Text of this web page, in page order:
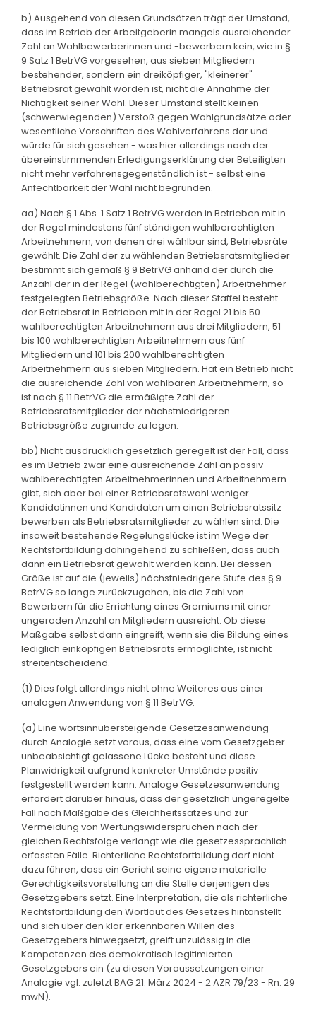
b) Ausgehend von diesen Grundsätzen trägt der Umstand,
dass im Betrieb der Arbeitgeberin mangels ausreichender
Zahl an Wahlbewerberinnen und -bewerbern kein, wie in §
9 Satz 1 BetrVG vorgesehen, aus sieben Mitgliedern
bestehender, sondern ein dreiköpfiger, "kleinerer"
Betriebsrat gewählt worden ist, nicht die Annahme der
Nichtigkeit seiner Wahl. Dieser Umstand stellt keinen
(schwerwiegenden) Verstoß gegen Wahlgrundsätze oder
wesentliche Vorschriften des Wahlverfahrens dar und
würde für sich gesehen - was hier allerdings nach der
übereinstimmenden Erledigungserklärung der Beteiligten
nicht mehr verfahrensgegenständlich ist - selbst eine
Anfechtbarkeit der Wahl nicht begründen.
aa) Nach § 1 Abs. 1 Satz 1 BetrVG werden in Betrieben mit in
der Regel mindestens fünf ständigen wahlberechtigten
Arbeitnehmern, von denen drei wählbar sind, Betriebsräte
gewählt. Die Zahl der zu wählenden Betriebsratsmitglieder
bestimmt sich gemäß § 9 BetrVG anhand der durch die
Anzahl der in der Regel (wahlberechtigten) Arbeitnehmer
festgelegten Betriebsgröße. Nach dieser Staffel besteht
der Betriebsrat in Betrieben mit in der Regel 21 bis 50
wahlberechtigten Arbeitnehmern aus drei Mitgliedern, 51
bis 100 wahlberechtigten Arbeitnehmern aus fünf
Mitgliedern und 101 bis 200 wahlberechtigten
Arbeitnehmern aus sieben Mitgliedern. Hat ein Betrieb nicht
die ausreichende Zahl von wählbaren Arbeitnehmern, so
ist nach § 11 BetrVG die ermäßigte Zahl der
Betriebsratsmitglieder der nächstniedrigeren
Betriebsgröße zugrunde zu legen.
bb) Nicht ausdrücklich gesetzlich geregelt ist der Fall, dass
es im Betrieb zwar eine ausreichende Zahl an passiv
wahlberechtigten Arbeitnehmerinnen und Arbeitnehmern
gibt, sich aber bei einer Betriebsratswahl weniger
Kandidatinnen und Kandidaten um einen Betriebsratssitz
bewerben als Betriebsratsmitglieder zu wählen sind. Die
insoweit bestehende Regelungslücke ist im Wege der
Rechtsfortbildung dahingehend zu schließen, dass auch
dann ein Betriebsrat gewählt werden kann. Bei dessen
Größe ist auf die (jeweils) nächstniedrigere Stufe des § 9
BetrVG so lange zurückzugehen, bis die Zahl von
Bewerbern für die Errichtung eines Gremiums mit einer
ungeraden Anzahl an Mitgliedern ausreicht. Ob diese
Maßgabe selbst dann eingreift, wenn sie die Bildung eines
lediglich einköpfigen Betriebsrats ermöglichte, ist nicht
streitentscheidend.
(1) Dies folgt allerdings nicht ohne Weiteres aus einer
analogen Anwendung von § 11 BetrVG.
(a) Eine wortsinnübersteigende Gesetzesanwendung
durch Analogie setzt voraus, dass eine vom Gesetzgeber
unbeabsichtigt gelassene Lücke besteht und diese
Planwidrigkeit aufgrund konkreter Umstände positiv
festgestellt werden kann. Analoge Gesetzesanwendung
erfordert darüber hinaus, dass der gesetzlich ungeregelte
Fall nach Maßgabe des Gleichheitssatzes und zur
Vermeidung von Wertungswidersprüchen nach der
gleichen Rechtsfolge verlangt wie die gesetzessprachlich
erfassten Fälle. Richterliche Rechtsfortbildung darf nicht
dazu führen, dass ein Gericht seine eigene materielle
Gerechtigkeitsvorstellung an die Stelle derjenigen des
Gesetzgebers setzt. Eine Interpretation, die als richterliche
Rechtsfortbildung den Wortlaut des Gesetzes hintanstellt
und sich über den klar erkennbaren Willen des
Gesetzgebers hinwegsetzt, greift unzulässig in die
Kompetenzen des demokratisch legitimierten
Gesetzgebers ein (zu diesen Voraussetzungen einer
Analogie vgl. zuletzt BAG 21. März 2024 - 2 AZR 79/23 - Rn. 29
mwN).